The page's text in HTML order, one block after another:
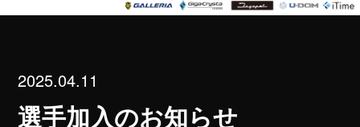
2025.04.11
選手加入のお知らせ